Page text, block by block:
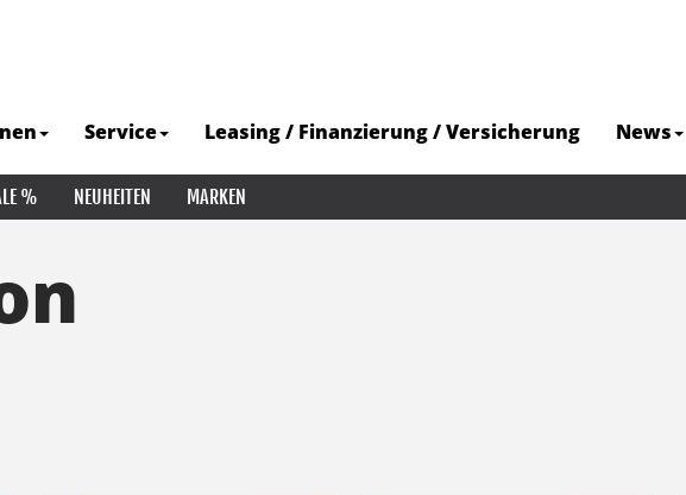
Service Leasing / Finanzierung / Versicherung News
% NEUHEITEN MARKEN